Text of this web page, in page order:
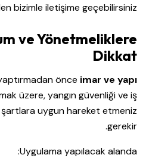
bizimle iletişime geçebilirsiniz.
ve Yönetmeliklere
Dikkat
önce imar ve yapı
üzere, yangın güvenliği ve iş
şartlara uygun hareket etmeniz
gerekir.
Uygulama yapılacak alanda: